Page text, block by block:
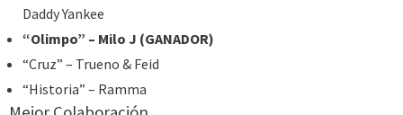
Daddy Yankee
“Olimpo” – Milo J (GANADOR)
“Cruz” – Trueno & Feid
“Historia” – Ramma